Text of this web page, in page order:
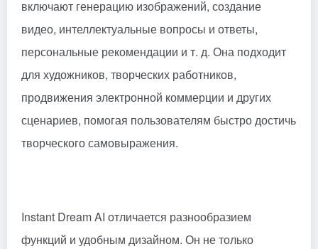
включают генерацию изображений, создание
видео, интеллектуальные вопросы и ответы,
персональные рекомендации и т. д. Она подходит
для художников, творческих работников,
продвижения электронной коммерции и других
сценариев, помогая пользователям быстро достичь
творческого самовыражения.
Instant Dream AI отличается разнообразием
функций и удобным дизайном. Он не только